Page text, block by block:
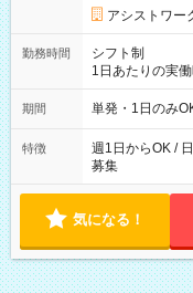
アシストワー
勤務時間
シフト制
1日あたりの実
勤務 勤務：月・水・
可能です！ ※1日あたりの最大実働時間は日勤、夜勤共に勤務し
期間 単発・1日のみ
特徴
週1日からOK /
募集
気になる！